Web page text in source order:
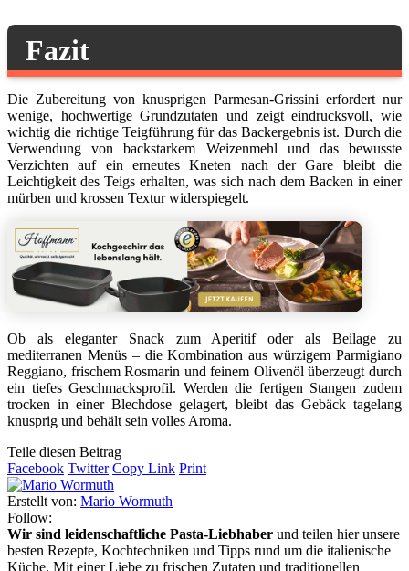
Fazit
Die Zubereitung von knusprigen Parmesan-Grissini erfordert nur
wenige, hochwertige Grundzutaten und zeigt eindrucksvoll, wie
wichtig die richtige Teigführung für das Backergebnis ist. Durch die
Verwendung von backstarkem Weizenmehl und das bewusste
Verzichten auf ein erneutes Kneten nach der Gare bleibt die
Leichtigkeit des Teigs erhalten, was sich nach dem Backen in einer
mürben und krossen Textur widerspiegelt.
Ob als eleganter Snack zum Aperitif oder als Beilage zu
mediterranen Menüs – die Kombination aus würzigem Parmigiano
Reggiano, frischem Rosmarin und feinem Olivenöl überzeugt durch
ein tiefes Geschmacksprofil. Werden die fertigen Stangen zudem
trocken in einer Blechdose gelagert, bleibt das Gebäck tagelang
knusprig und behält sein volles Aroma.
Teile diesen Beitrag
Facebook Twitter Copy Link Print
Erstellt von: Mario Wormuth
Follow:
Wir sind leidenschaftliche Pasta-Liebhaber und teilen hier unsere
besten Rezepte, Kochtechniken und Tipps rund um die italienische
Küche. Mit einer Liebe zu frischen Zutaten und traditionellen